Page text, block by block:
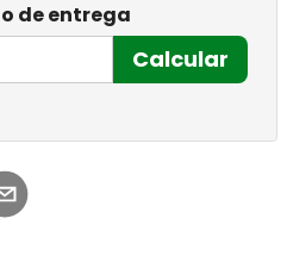
de entrega
Calcular